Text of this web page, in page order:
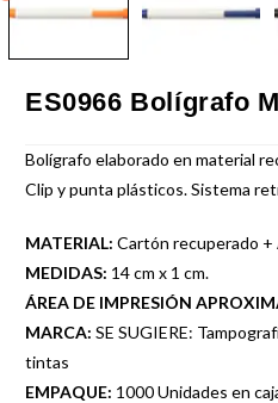
ES0966 Bolígrafo
Bolígrafo elaborado en material
Clip y punta plásticos. Sistema
MATERIAL: Cartón recuperado +
MEDIDAS: 14 cm x 1 cm.
ÁREA DE IMPRESIÓN
MARCA: SE SUGIERE:
tintas
EMPAQUE: 1000 Unidades en